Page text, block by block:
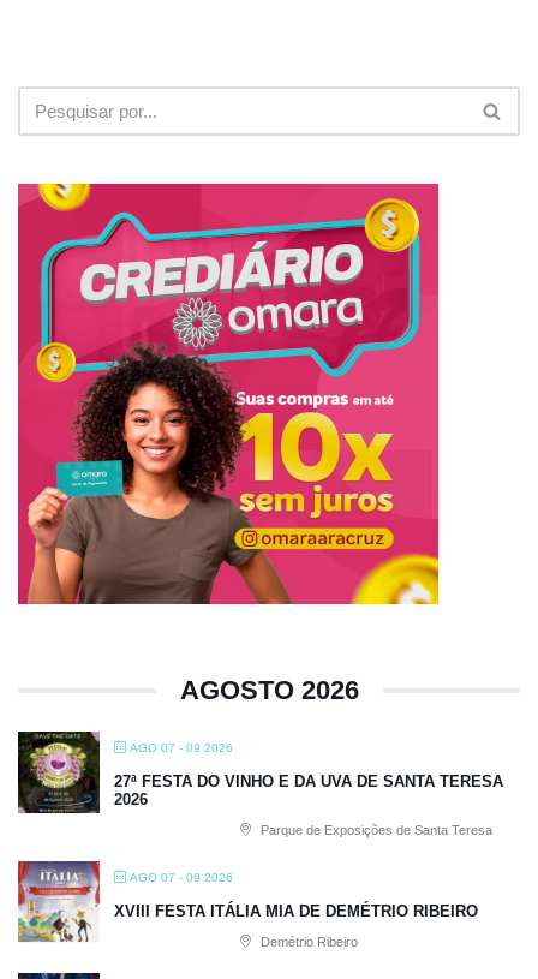
AGOSTO 2026
AGO 07 - 09 2026
27ª FESTA DO VINHO E DA UVA DE SANTA TERESA
2026
Parque de Exposições de Santa Teresa
AGO 07 - 09 2026
XVIII FESTA ITÁLIA MIA DE DEMÉTRIO RIBEIRO
Demétrio Ribeiro